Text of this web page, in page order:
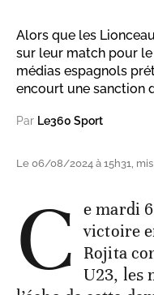
Alors que les
sur leur match pour le
médias espagnols
encourt une sanction
Par Le360 Sport
Le 06/08/2024 à 15h31,
C e mardi
victoire
Rojita
U23, les